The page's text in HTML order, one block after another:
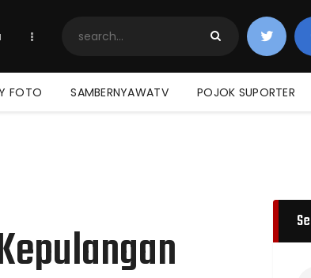
FOTO SAMBERNYAWATV POJOK SUPORTER
Terbaru
& Hasil